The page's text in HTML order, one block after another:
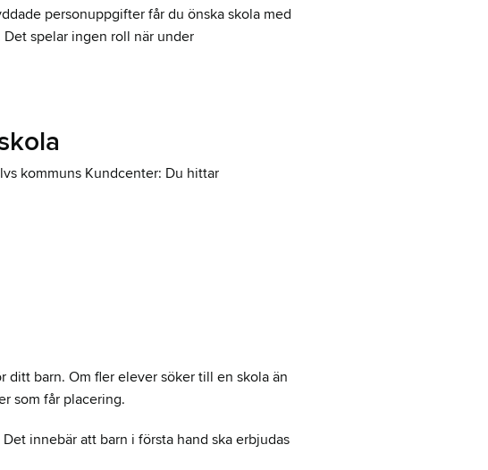
personuppgifter får du önska skola med
spelar ingen roll när under
kommuns Kundcenter: Du hittar
ditt barn. Om fler elever söker till en skola än
som får placering.
innebär att barn i första hand ska erbjudas